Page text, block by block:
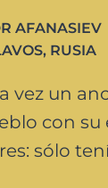
AFANASIEV
, RUSIA
vez un
con su
sólo